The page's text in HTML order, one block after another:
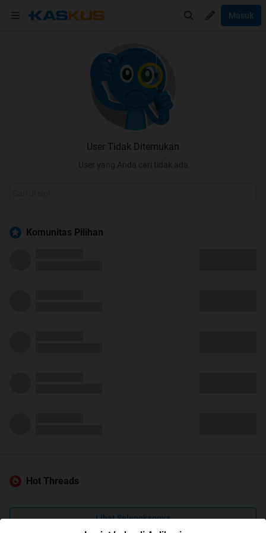
Masuk
User Tidak Ditemukan
User yang Anda cari tidak ada
Komunitas Pilihan
Hot Threads
Lihat Selengkapnya